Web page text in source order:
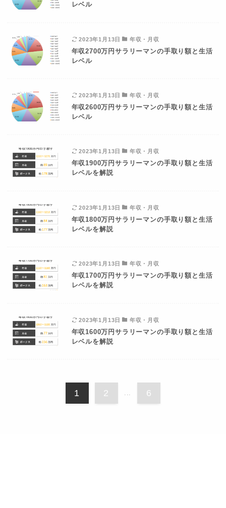
レベル
2023年1月13日 年収・月収
年収2700万円サラリーマンの手取り額と生活
レベル
2023年1月13日 年収・月収
年収2600万円サラリーマンの手取り額と生活
レベル
2023年1月13日 年収・月収
年収1900万円サラリーマンの手取り額と生活
レベルを解説
2023年1月13日 年収・月収
年収1800万円サラリーマンの手取り額と生活
レベルを解説
2023年1月13日 年収・月収
年収1700万円サラリーマンの手取り額と生活
レベルを解説
2023年1月13日 年収・月収
年収1600万円サラリーマンの手取り額と生活
レベルを解説
1 2 6